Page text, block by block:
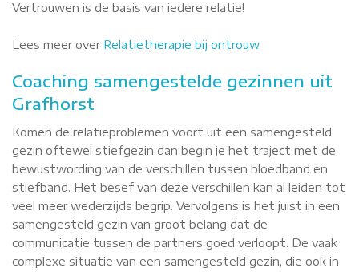
Vertrouwen is de basis van iedere relatie!
Lees meer over Relatietherapie bij ontrouw
Coaching samengestelde gezinnen uit
Grafhorst
Komen de relatieproblemen voort uit een samengesteld
gezin oftewel stiefgezin dan begin je het traject met de
bewustwording van de verschillen tussen bloedband en
stiefband. Het besef van deze verschillen kan al leiden tot
veel meer wederzijds begrip. Vervolgens is het juist in een
samengesteld gezin van groot belang dat de
communicatie tussen de partners goed verloopt. De vaak
complexe situatie van een samengesteld gezin, die ook in